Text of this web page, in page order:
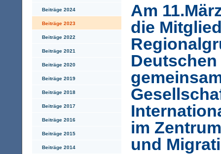
Beiträge 2024
Beiträge 2023
Beiträge 2022
Beiträge 2021
Beiträge 2020
Beiträge 2019
Beiträge 2018
Beiträge 2017
Beiträge 2016
Beiträge 2015
Beiträge 2014
Am
die
im
und